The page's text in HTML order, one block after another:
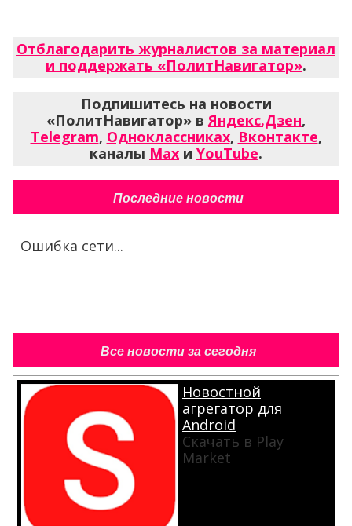
Отблагодарить журналистов за материал
и поддержать «ПолитНавигатор».
Подпишитесь на новости
«ПолитНавигатор» вЯндекс.Дзен,
Telegram, Одноклассниках, Вконтакте,
каналы Max и YouTube.
Последние новости
Ошибка сети...
Все новости за сегодня
Новостной
агрегатор для
Android
Скачать в Play
Market